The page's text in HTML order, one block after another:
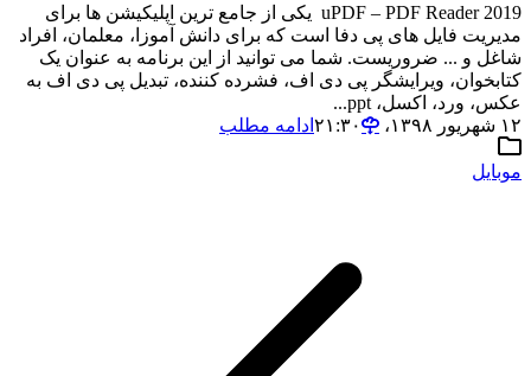
uPDF – PDF Reader 2019 یکی از جامع ترین اپلیکیشن ها برای
مدیریت فایل های پی دفا است که برای دانش آموزا، معلمان، افراد
شاغل و ... ضروریست. شما می توانید از این برنامه به عنوان یک
کتابخوان، ویرایشگر پی دی اف، فشرده کننده، تبدیل پی دی اف به
عکس، ورد، اکسل، ppt...
۱۲ شهریور ۱۳۹۸،‏ ۲۱:۳۰
ادامه مطلب
موبایل